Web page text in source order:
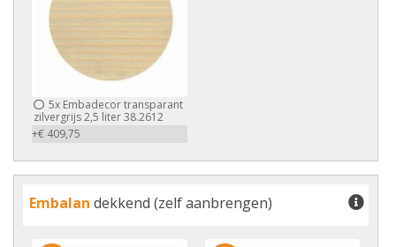
5x Embadecor transparant
zilvergrijs 2,5 liter 38.2612
+€ 409,75
Embalan dekkend (zelf aanbrengen)